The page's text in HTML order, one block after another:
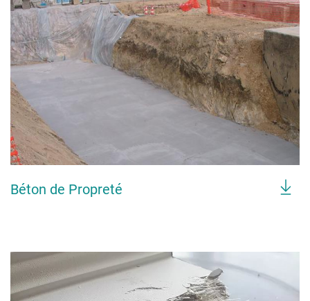
Béton de Propreté